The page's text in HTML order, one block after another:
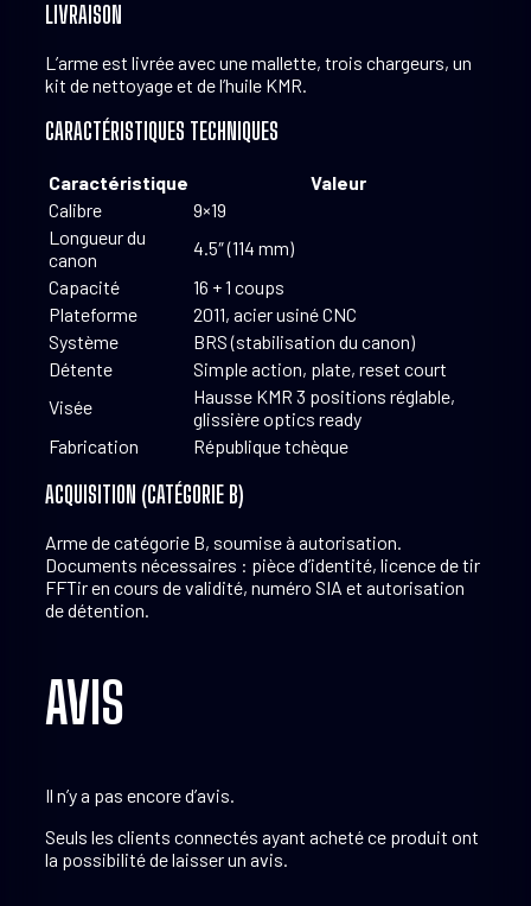
LIVRAISON
L’arme est livrée avec une mallette, trois chargeurs, un
kit de nettoyage et de l’huile KMR.
CARACTÉRISTIQUES TECHNIQUES
Caractéristique
Valeur
Calibre
9×19
Longueur du
canon
4.5″ (114 mm)
Capacité
16 + 1 coups
Plateforme
2011, acier usiné CNC
Système
BRS (stabilisation du canon)
Détente
Simple action, plate, reset court
Visée
Hausse KMR 3 positions réglable,
glissière optics ready
Fabrication
République tchèque
ACQUISITION (CATÉGORIE B)
Arme de catégorie B, soumise à autorisation.
Documents nécessaires : pièce d’identité, licence de tir
FFTir en cours de validité, numéro SIA et autorisation
de détention.
AVIS
Il n’y a pas encore d’avis.
Seuls les clients connectés ayant acheté ce produit ont
la possibilité de laisser un avis.